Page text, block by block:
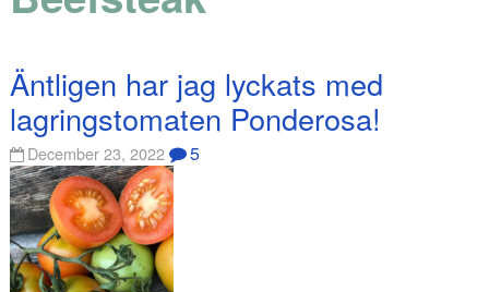
Äntligen har jag lyckats med
lagringstomaten Ponderosa!
December 23, 2022 5